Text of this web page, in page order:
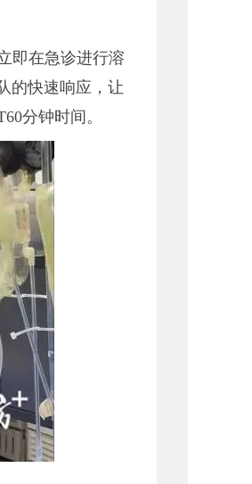
即在急诊进行溶
的快速响应，让
分钟时间。